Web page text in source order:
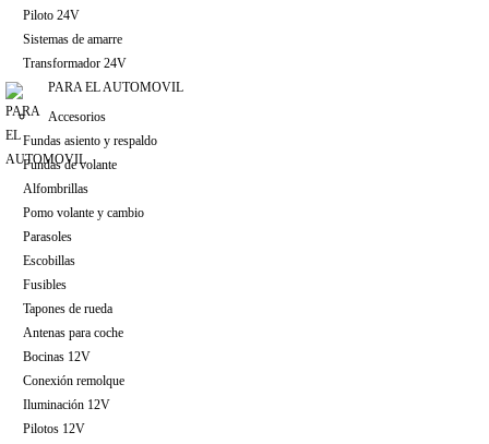
Piloto 24V
Sistemas de amarre
Transformador 24V
PARA EL AUTOMOVIL
Accesorios
Fundas asiento y respaldo
Fundas de volante
Alfombrillas
Pomo volante y cambio
Parasoles
Escobillas
Fusibles
Tapones de rueda
Antenas para coche
Bocinas 12V
Conexión remolque
Iluminación 12V
Pilotos 12V